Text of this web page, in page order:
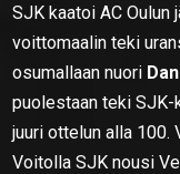
SJK kaatoi AC Oulun
voittomaalin teki
osumallaan nuori
puolestaan teki SJK-
juuri ottelun alla 100.
Voitolla SJK nousi